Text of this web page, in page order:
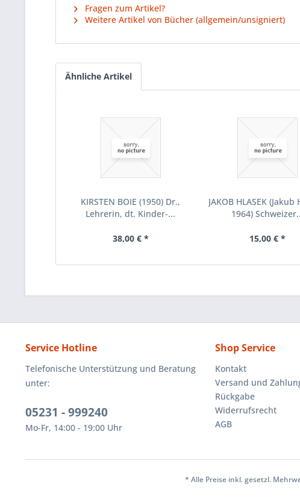
Fragen zum Artikel?
Weitere Artikel von Bücher (allgemein/unsigniert)
Ähnliche Artikel
KIRSTEN BOIE (1950) Dr.,
Lehrerin, dt. Kinder-...
38,00 € *
JAKOB HLASEK (Jakub
1964)
15,00 € *
Service Hotline
Telefonische Unterstützung und Beratung
unter:
05231 - 999240
Mo-Fr, 14:00 - 19:00 Uhr
Shop Service
Kontakt
Versand und
Rückgabe
Widerrufsrecht
AGB
* Alle Preise inkl. gesetzl.